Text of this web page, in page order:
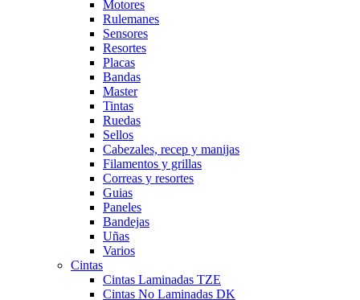
Motores
Rulemanes
Sensores
Resortes
Placas
Bandas
Master
Tintas
Ruedas
Sellos
Cabezales, recep y manijas
Filamentos y grillas
Correas y resortes
Guias
Paneles
Bandejas
Uñas
Varios
Cintas
Cintas Laminadas TZE
Cintas No Laminadas DK